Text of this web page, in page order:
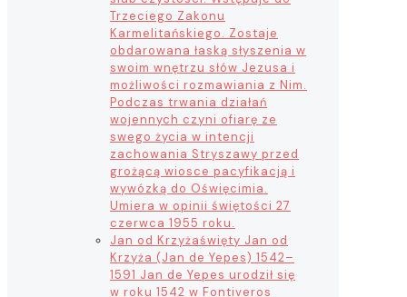
Trzeciego Zakonu
Karmelitańskiego. Zostaje
obdarowana łaską słyszenia w
swoim wnętrzu słów Jezusa i
możliwości rozmawiania z Nim.
Podczas trwania działań
wojennych czyni ofiarę ze
swego życia w intencji
zachowania Stryszawy przed
grożącą wiosce pacyfikacją i
wywózką do Oświęcimia.
Umiera w opinii świętości 27
czerwca 1955 roku.
Jan od Krzyżaświęty Jan od
Krzyża (Jan de Yepes) 1542–
1591 Jan de Yepes urodził się
w roku 1542 w Fontiveros